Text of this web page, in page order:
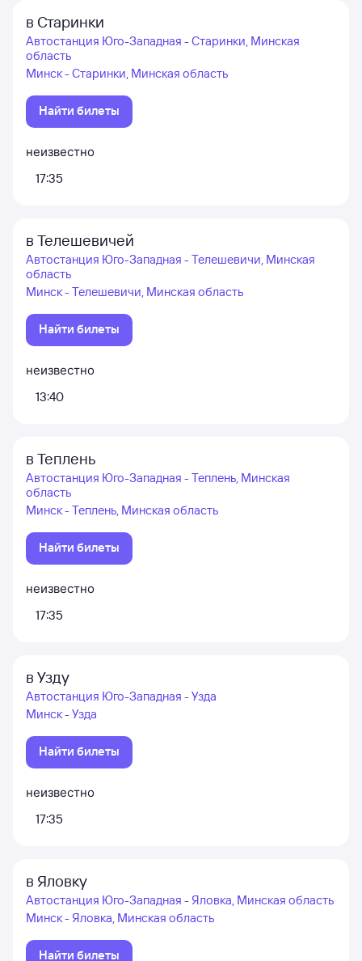
в Старинки
Автостанция Юго-Западная - Старинки, Минская
область
Минск - Старинки, Минская область
Найти билеты
неизвестно
17:35
в Телешевичей
Автостанция Юго-Западная - Телешевичи, Минская
область
Минск - Телешевичи, Минская область
Найти билеты
неизвестно
13:40
в Теплень
Автостанция Юго-Западная - Теплень, Минская
область
Минск - Теплень, Минская область
Найти билеты
неизвестно
17:35
в Узду
Автостанция Юго-Западная - Узда
Минск - Узда
Найти билеты
неизвестно
17:35
в Яловку
Автостанция Юго-Западная - Яловка, Минская область
Минск - Яловка, Минская область
Найти билеты